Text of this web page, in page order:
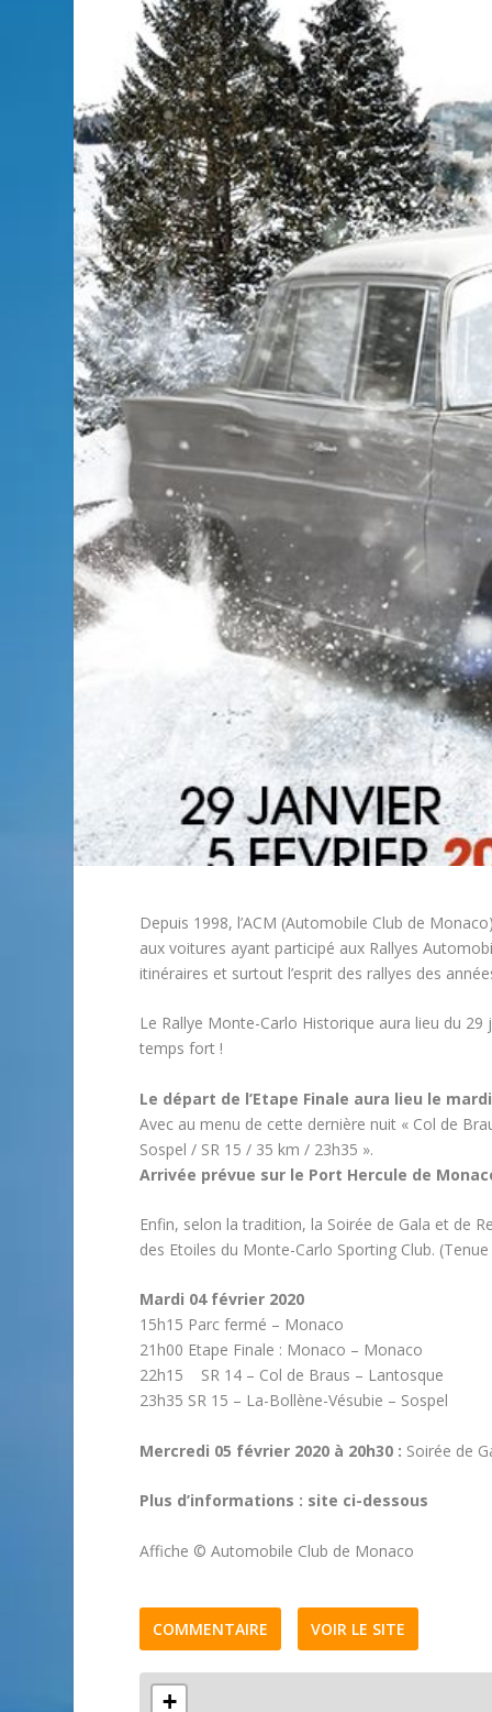
Depuis 1998, l’ACM (Automobile Club de
aux voitures ayant participé aux Rallyes
itinéraires et surtout l’esprit des rallyes des
Le Rallye Monte-Carlo Historique aura lieu du
temps fort !
Le départ de l’Etape Finale aura lieu le
Avec au menu de cette dernière nuit « Col de
Sospel / SR 15 / 35 km / 23h35 ».
Arrivée prévue sur le Port Hercule de
Enfin, selon la tradition, la Soirée de Gala et de
des Etoiles du Monte-Carlo Sporting Club.
Mardi 04 février 2020
15h15 Parc fermé – Monaco
21h00 Etape Finale : Monaco – Monaco
22h15 SR 14 – Col de Braus – Lantosque
23h35 SR 15 – La-Bollène-Vésubie – Sospel
Mercredi 05 février 2020 à 20h30 : Soirée de
Plus d’informations : site ci-dessous
Affiche © Automobile Club de Monaco
COMMENTAIRE VOIR LE SITE
+